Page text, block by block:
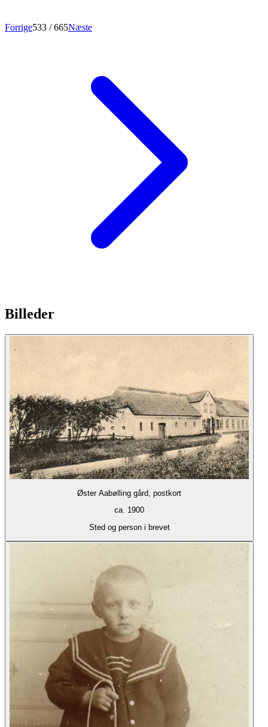
Forrige533 / 665Næste
Billeder
Øster Aabølling gård, postkort
ca. 1900
Sted og person i brevet